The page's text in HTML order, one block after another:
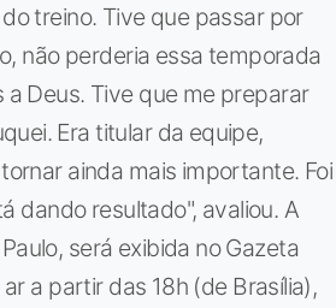
treino. Tive que passar por
não perderia essa temporada
Deus. Tive que me preparar
Era titular da equipe,
ainda mais importante. Foi
dando resultado", avaliou. A
será exibida no Gazeta
a partir das 18h (de Brasília),